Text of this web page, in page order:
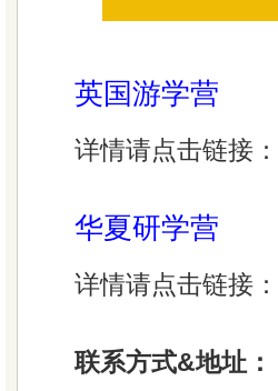
英国游学营
详情请点击链接：
华夏研学营
详情请点击链接：
联系方式&地址：